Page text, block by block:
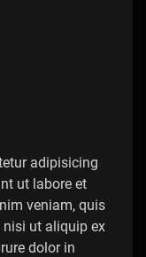
adipisicing
ut labore et
veniam, quis
ut aliquip ex
dolor in